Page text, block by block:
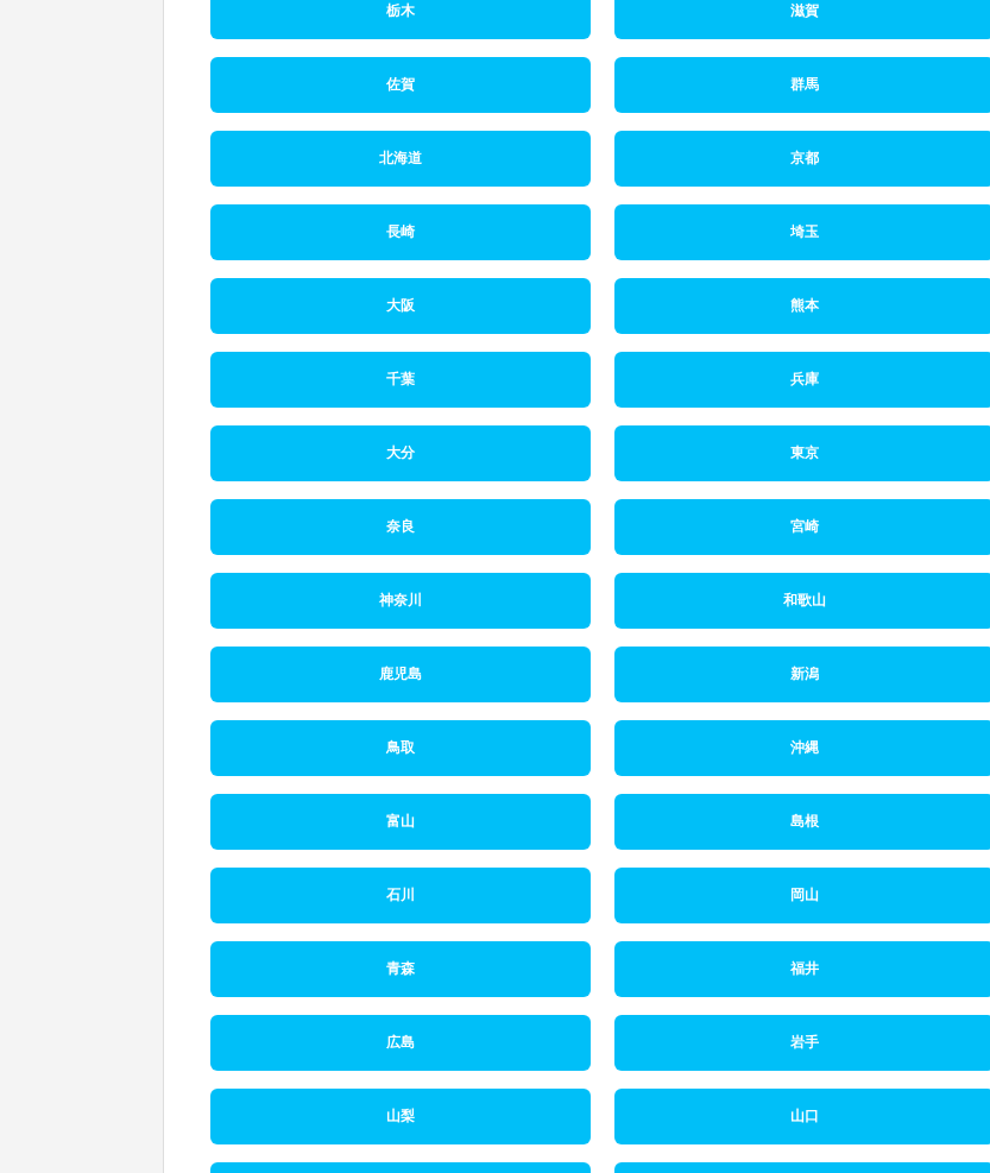
栃木 滋賀
佐賀 群馬
北海道 京都
長崎 埼玉
大阪 熊本
千葉 兵庫
大分 東京
奈良 宮崎
神奈川 和歌山
鹿児島 新潟
鳥取 沖縄
富山 島根
石川 岡山
青森 福井
広島 岩手
山梨 山口